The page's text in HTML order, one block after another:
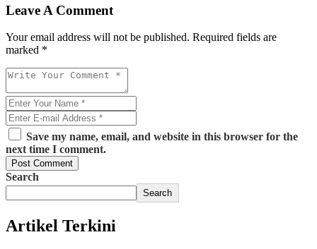
Leave A Comment
Your email address will not be published. Required fields are
marked *
Save my name, email, and website in this browser for the
next time I comment.
Post Comment
Search
Search
Artikel Terkini